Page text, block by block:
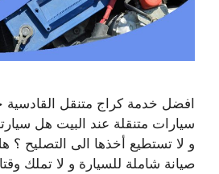
افضل خدمة كراج متنقل
سيارات متنقلة عند البيت هل
و لا تستطيع أخذها الى التصليح ؟
صيانة شاملة للسيارة و لا تملك